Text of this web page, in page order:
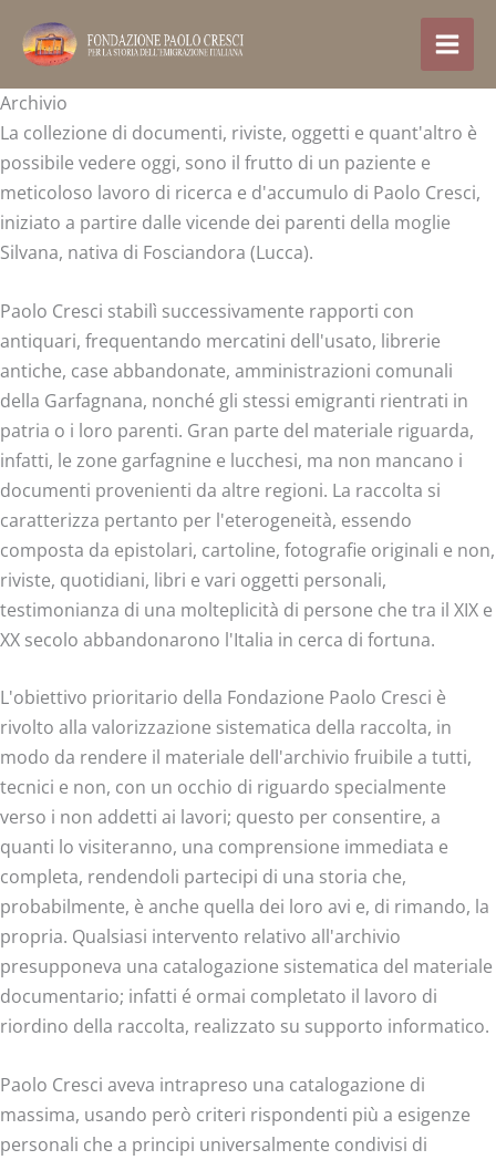
contenuto
Archivio
La collezione di documenti, riviste, oggetti e quant'altro è
possibile vedere oggi, sono il frutto di un paziente e
meticoloso lavoro di ricerca e d'accumulo di Paolo Cresci,
iniziato a partire dalle vicende dei parenti della moglie
Silvana, nativa di Fosciandora (Lucca).
Paolo Cresci stabilì successivamente rapporti con
antiquari, frequentando mercatini dell'usato, librerie
antiche, case abbandonate, amministrazioni comunali
della Garfagnana, nonché gli stessi emigranti rientrati in
patria o i loro parenti. Gran parte del materiale riguarda,
infatti, le zone garfagnine e lucchesi, ma non mancano i
documenti provenienti da altre regioni. La raccolta si
caratterizza pertanto per l'eterogeneità, essendo
composta da epistolari, cartoline, fotografie originali e non,
riviste, quotidiani, libri e vari oggetti personali,
testimonianza di una molteplicità di persone che tra il XIX e
XX secolo abbandonarono l'Italia in cerca di fortuna.
L'obiettivo prioritario della Fondazione Paolo Cresci è
rivolto alla valorizzazione sistematica della raccolta, in
modo da rendere il materiale dell'archivio fruibile a tutti,
tecnici e non, con un occhio di riguardo specialmente
verso i non addetti ai lavori; questo per consentire, a
quanti lo visiteranno, una comprensione immediata e
completa, rendendoli partecipi di una storia che,
probabilmente, è anche quella dei loro avi e, di rimando, la
propria. Qualsiasi intervento relativo all'archivio
presupponeva una catalogazione sistematica del materiale
documentario; infatti é ormai completato il lavoro di
riordino della raccolta, realizzato su supporto informatico.
Paolo Cresci aveva intrapreso una catalogazione di
massima, usando però criteri rispondenti più a esigenze
personali che a principi universalmente condivisi di